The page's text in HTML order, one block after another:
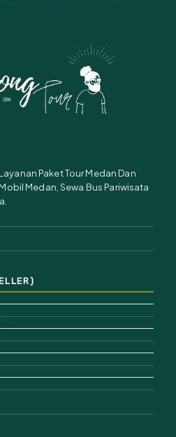
Paket Tour Medan Dan
Medan, Sewa Bus Pariwisata